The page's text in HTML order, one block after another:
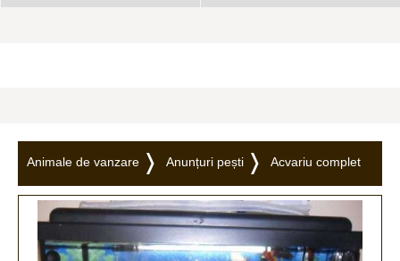
Animale de vanzare Anunțuri pești Acvariu complet